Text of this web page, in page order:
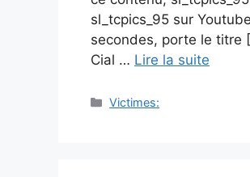
sl_tcpics_95 sur
secondes, porte le titre
Cial … Lire la suite
Catégories
Victimes: